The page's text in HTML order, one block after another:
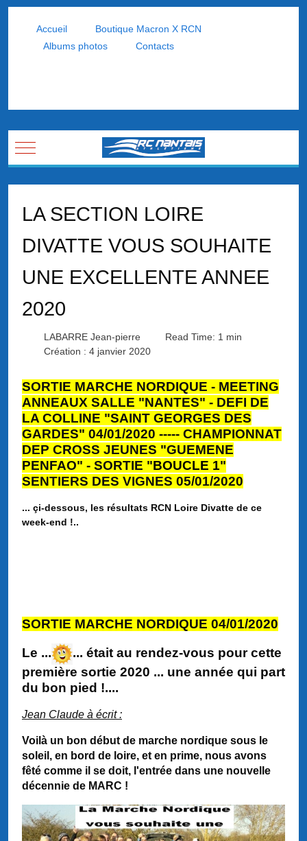
Accueil
Boutique Macron X RCN
Albums photos
Contacts
Mobile Menu Toggle
LA SECTION LOIRE
DIVATTE VOUS SOUHAITE
UNE EXCELLENTE ANNEE
2020
LABARRE Jean-pierre
Read Time: 1 min
Création : 4 janvier 2020
SORTIE MARCHE NORDIQUE - MEETING
ANNEAUX SALLE "NANTES" - DEFI DE
LA COLLINE "SAINT GEORGES DES
GARDES" 04/01/2020 ----- CHAMPIONNAT
DEP CROSS JEUNES "GUEMENE
PENFAO" - SORTIE "BOUCLE 1"
SENTIERS DES VIGNES 05/01/2020
... çi-dessous, les résultats RCN Loire Divatte de ce
week-end !..
SORTIE MARCHE NORDIQUE 04/01/2020
Le ...
... était au rendez-vous pour cette
première sortie 2020 ... une année qui part
du bon pied !....
Jean Claude à écrit :
Voilà un bon début de marche nordique sous le
soleil, en bord de loire, et en prime, nous avons
fêté comme il se doit, l'entrée dans une nouvelle
décennie de MARC !